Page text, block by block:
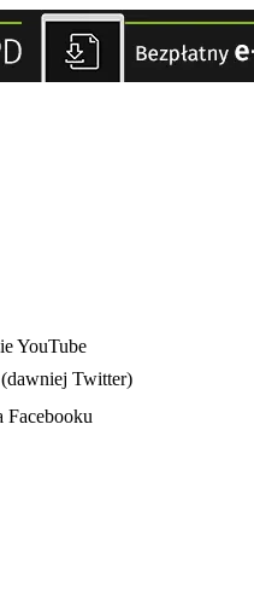
YouTube
Twitter)
Facebooku